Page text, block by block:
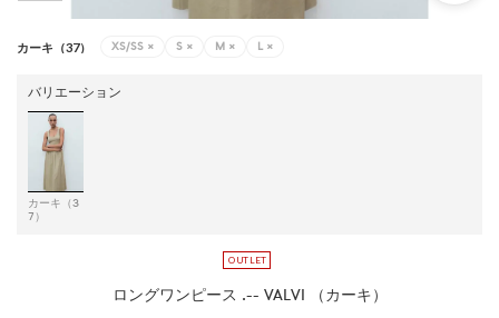
カーキ（37） XS/SS × S × M × L ×
バリエーション
カーキ（3
7）
ロングワンピース .-- VALVI （カーキ）